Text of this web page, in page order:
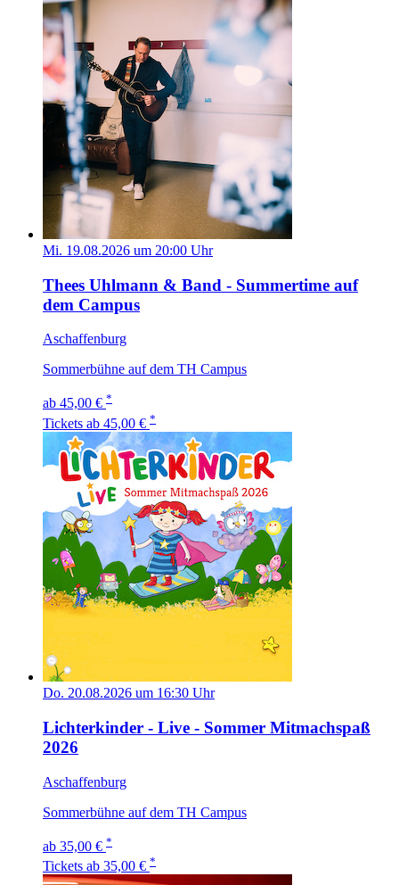
Mi. 19.08.2026 um 20:00 Uhr
Thees Uhlmann & Band - Summertime auf
dem Campus
Aschaffenburg
Sommerbühne auf dem TH Campus
ab 45,00 € *
Tickets ab 45,00 € *
Do. 20.08.2026 um 16:30 Uhr
Lichterkinder - Live - Sommer Mitmachspaß
2026
Aschaffenburg
Sommerbühne auf dem TH Campus
ab 35,00 € *
Tickets ab 35,00 € *